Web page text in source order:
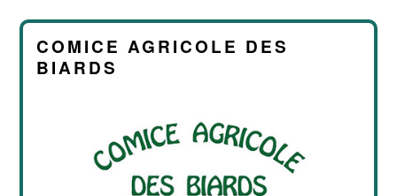
COMICE AGRICOLE DES
BIARDS